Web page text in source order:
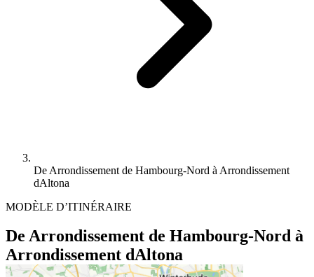
De Arrondissement de Hambourg-Nord à Arrondissement
dAltona
MODÈLE D’ITINÉRAIRE
De Arrondissement de Hambourg-Nord à
Arrondissement dAltona